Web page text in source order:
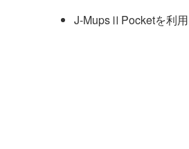
J-MupsⅡPocketを利